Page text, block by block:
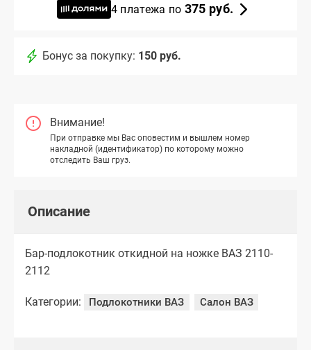
4 платежа по 375 руб.
Бонус за покупку: 150 руб.
Внимание!
При отправке мы Вас оповестим и вышлем номер
накладной (идентификатор) по которому можно
отследить Ваш груз.
Описание
Бар-подлокотник откидной на ножке ВАЗ 2110-
2112
Категории: Подлокотники ВАЗ Салон ВАЗ